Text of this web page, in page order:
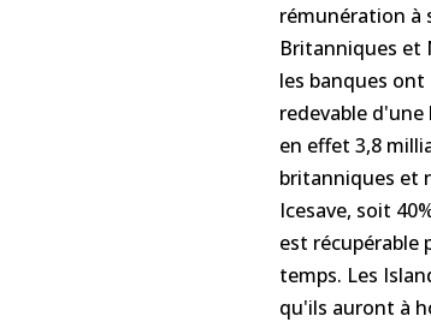
rémunération à
Britanniques et
les banques
redevable d'une
en effet 3,8
britanniques et
Icesave, soit
est récupérable
temps. Les
qu'ils auront à